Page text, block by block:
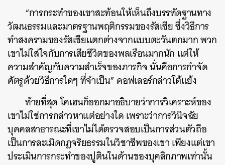
“การกระทำของเขาสะท้อนให้เห็นถึงบรรทัดฐานทาง
วัฒนธรรมและมาตรฐานพฤติกรรมของรัสเซีย ซึ่งวิธีการ
ทำสงครามของรัสเซียแตกต่างจากแบบตะวันตกมาก พวก
เขาไม่ใส่ใจกับการเสียชีวิตของพลเรือนมากนัก แต่ให้
ความสำคัญกับความสำเร็จของภารกิจ นั่นคือการกำจัด
ศัตรูด้วยวิธีการใดๆ ที่จำเป็น” คอฟเลอร์กล่าวโต้แย้ง
ท้ายที่สุด โคเฮนก็ออกมาอธิบายว่าการวิเคราะห์ของ
เขาไม่ใช่การกล่าวหาแต่อย่างใด เพราะว่าการวินิจฉัย
บุคคลสาธารณะที่เขาไม่ได้ตรวจสอบเป็นการส่วนตัวถือ
เป็นการละเมิดกฎจริยธรรมในวิชาชีพของเขา เพียงแต่เขา
ประเมินการกระทำของปูตินในด้านของบุคลิกภาพเท่านั้น